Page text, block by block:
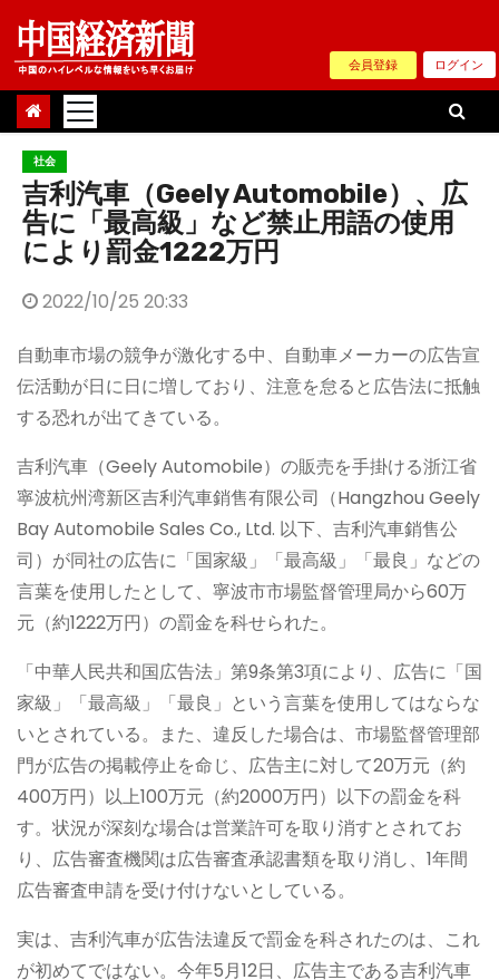
Skip
content
会員登録 ログイン
社会
吉利汽車（Geely Automobile）、広
告に「最高級」など禁止用語の使用
により罰金1222万円
2022/10/25 20:33
自動車市場の競争が激化する中、自動車メーカーの広告宣
伝活動が日に日に増しており、注意を怠ると広告法に抵触
する恐れが出てきている。
吉利汽車（Geely Automobile）の販売を手掛ける浙江省
寧波杭州湾新区吉利汽車銷售有限公司（Hangzhou Geely
Bay Automobile Sales Co., Ltd. 以下、吉利汽車銷售公
司）が同社の広告に「国家級」「最高級」「最良」などの
言葉を使用したとして、寧波市市場監督管理局から60万
元（約1222万円）の罰金を科せられた。
「中華人民共和国広告法」第9条第3項により、広告に「国
家級」「最高級」「最良」という言葉を使用してはならな
いとされている。また、違反した場合は、市場監督管理部
門が広告の掲載停止を命じ、広告主に対して20万元（約
400万円）以上100万元（約2000万円）以下の罰金を科
す。状況が深刻な場合は営業許可を取り消すとされてお
り、広告審査機関は広告審査承認書類を取り消し、1年間
広告審査申請を受け付けないとしている。
実は、吉利汽車が広告法違反で罰金を科されたのは、これ
が初めてではない。今年5月12日、広告主である吉利汽車